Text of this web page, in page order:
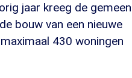
jaar kreeg de
bouw van een nieuwe
430 woningen